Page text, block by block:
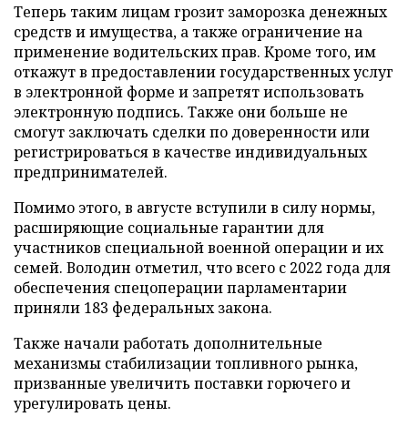
Теперь таким лицам грозит заморозка денежных
средств и имущества, а также ограничение на
применение водительских прав. Кроме того, им
откажут в предоставлении государственных услуг
в электронной форме и запретят использовать
электронную подпись. Также они больше не
смогут заключать сделки по доверенности или
регистрироваться в качестве индивидуальных
предпринимателей.
Помимо этого, в августе вступили в силу нормы,
расширяющие социальные гарантии для
участников специальной военной операции и их
семей. Володин отметил, что всего с 2022 года для
обеспечения спецоперации парламентарии
приняли 183 федеральных закона.
Также начали работать дополнительные
механизмы стабилизации топливного рынка,
призванные увеличить поставки горючего и
урегулировать цены.